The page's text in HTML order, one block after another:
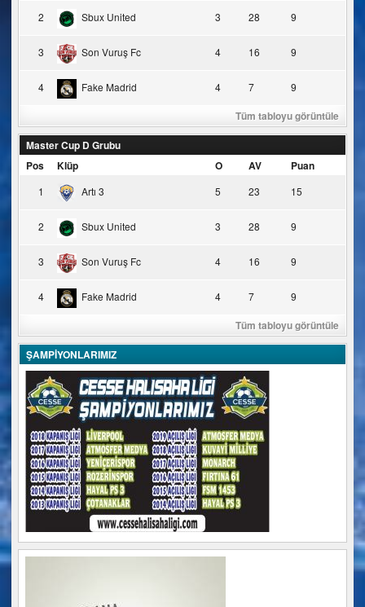
2 Sbux United 3 28 9
3 Son Vuruş Fc 4 16 9
4 Fake Madrid 4 7 9
Tüm tabloyu görüntüle
Master Cup D Grubu
Pos
Klüp O AV Puan
1 Artı 3 5 23 15
2 Sbux United 3 28 9
3 Son Vuruş Fc 4 16 9
4 Fake Madrid 4 7 9
Tüm tabloyu görüntüle
ŞAMPİYONLARIMIZ